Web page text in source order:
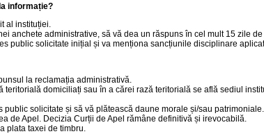
informație?
al instituției.
anchete administrative, să vă dea un răspuns în cel mult 15 zile
public solicitate inițial și va menționa sancțiunile disciplinare
la reclamația administrativă.
domiciliați sau în a cărei rază teritorială se află sediul
solicitate și să vă plătească daune morale și/sau patrimoniale.
de Apel. Decizia Curții de Apel rămâne definitivă și irevocabilă.
plata taxei de timbru.